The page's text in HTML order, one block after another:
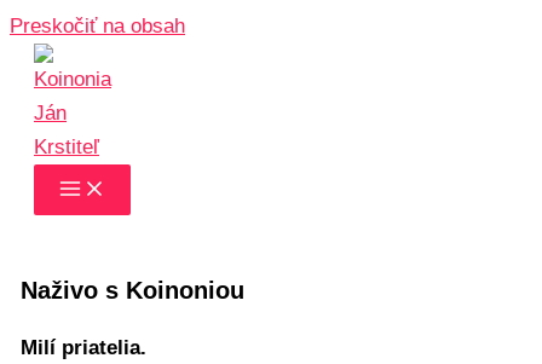
Preskočiť na obsah
Naživo s Koinoniou
Milí priatelia.